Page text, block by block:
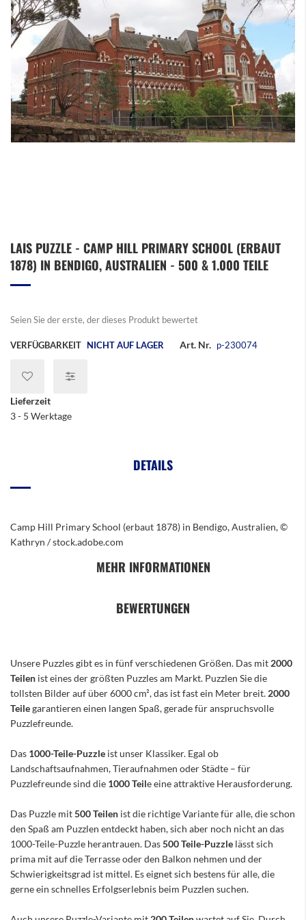
Anfang
der
LAIS PUZZLE - CAMP HILL PRIMARY SCHOOL (ERBAUT
1878) IN BENDIGO, AUSTRALIEN - 500 & 1.000 TEILE
Seien Sie der erste, der dieses Produkt bewertet
VERFÜGBARKEIT NICHT AUF LAGER Art. Nr. p-230074
Lieferzeit
3 - 5 Werktage
DETAILS
Camp Hill Primary School (erbaut 1878) in Bendigo, Australien, ©
Kathryn / stock.adobe.com
MEHR INFORMATIONEN
BEWERTUNGEN
Unsere Puzzles gibt es in fünf verschiedenen Größen. Das mit 2000
Teilen ist eines der größten Puzzles am Markt. Puzzlen Sie die
tollsten Bilder auf über 6000 cm², das ist fast ein Meter breit. 2000
Teilegarantieren einen langen Spaß, gerade für anspruchsvolle
Puzzlefreunde.
Das 1000-Teile-Puzzle ist unser Klassiker. Egal ob
Landschaftsaufnahmen, Tieraufnahmen oder Städte – für
Puzzlefreunde sind die 1000 Teile eine attraktive Herausforderung.
Das Puzzle mit500 Teilen ist die richtige Variante für alle, die schon
den Spaß am Puzzlen entdeckt haben, sich aber noch nicht an das
1000-Teile-Puzzle herantrauen. Das500 Teile-Puzzle lässt sich
prima mit auf die Terrasse oder den Balkon nehmen und der
Schwierigkeitsgrad ist mittel. Es eignet sich bestens für alle, die
gerne ein schnelles Erfolgserlebnis beim Puzzlen suchen.